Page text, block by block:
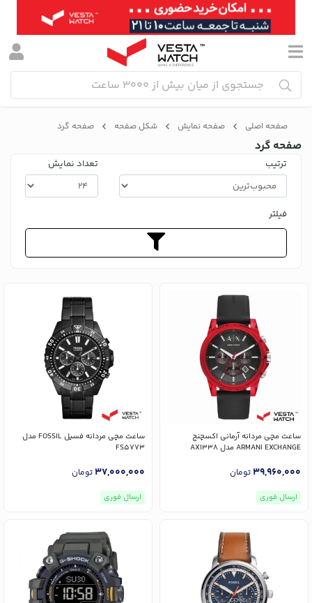
صفحه اصلی صفحه نمایش شکل صفحه صفحه گرد
صفحه گرد
ترتیب تعداد نمایش
فیلتر
ساعت مچی مردانه آرمانی اکسچنج
ARMANI EXCHANGE مدل AX1338
39,960,000تومان
ارسال فوری
ساعت مچی مردانه فسیل FOSSIL مدل
FS5773
37,000,000تومان
ارسال فوری